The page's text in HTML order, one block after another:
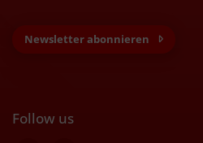
Newsletter abonnieren
Follow us